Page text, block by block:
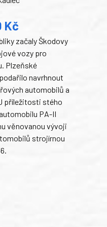
Kč
začaly Škodovy
vozy pro
Plzeňské
navrhnout
automobilů a
příležitosti stého
PA-II
věnovanou vývoji
strojírnou